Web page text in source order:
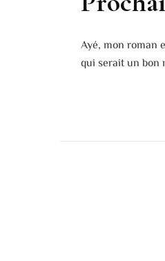
Ayé, mon roman
qui serait un bon